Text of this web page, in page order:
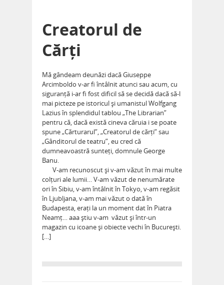
Creatorul de
Cărți
Mă gândeam deunăzi dacă Giuseppe
Arcimboldo v-ar ﬁ întâlnit atunci sau acum, cu
siguranță i-ar ﬁ fost diﬁcil să se decidă dacă să-l
mai picteze pe istoricul și umanistul Wolfgang
Lazius în splendidul tablou „The Librarian”
pentru că, dacă există cineva căruia i se poate
spune „Cărturarul”, „Creatorul de cărți” sau
„Gânditorul de teatru”, eu cred că
dumneavoastră sunteți, domnule George
Banu.
V-am recunoscut și v-am văzut în mai multe
colțuri ale lumii… V-am văzut de nenumărate
ori în Sibiu, v-am întâlnit în Tokyo, v-am regăsit
în Ljubljana, v-am mai văzut o dată în
Budapesta, erați la un moment dat în Piatra
Neamț… aaa știu v-am văzut și într-un
magazin cu icoane și obiecte vechi în București.
[…]